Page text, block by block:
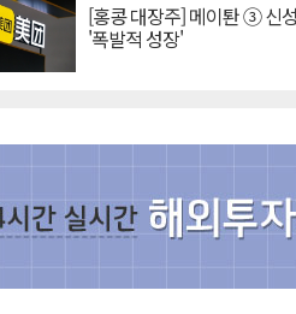
[홍콩 대장주] 메이퇀 ③ 신
'폭발적 성장'